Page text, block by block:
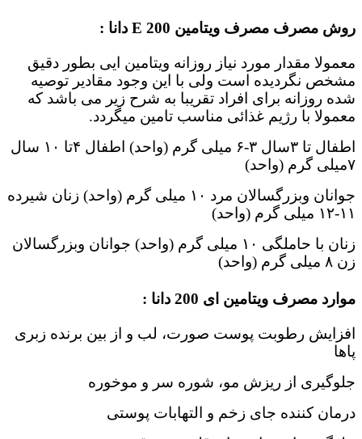
روش مصرف مصرف ویتامین E 200 دانا :
معمولا مقدار مورد نیاز روزانه ویتامین ایی بطور دقیق
مشخص نگردیده است ولی با این وجود مقادیر توصیه
شده روزانه برای افراد تقریبا به شرح زیر می باشد که
معمولا با رژیم غذائی مناسب تامین میگردد.
اطفال تا ۳سال ۳-۶ میلی گرم (واحد) اطفال ۴تا ۱٠ سال
٧میلی گرم (واحد)
جوانان وبزرگسالان مرد ۱٠ میلی گرم (واحد) زنان شیرده
۱۱-۱٢ میلی گرم (واحد)
زنان با حاملگی ۱٠ میلی گرم (واحد) جوانان وبزرگسالان
زن ۸ میلی گرم (واحد)
موارد مصرف ویتامین ای 200 دانا :
افزایش رطوبت پوست صورت، لب و از بین برنده زبری
پاها
جلوگیری از ریزش مو، شوره سر و موخوره
درمان کننده جای زخم و التهابات پوستی